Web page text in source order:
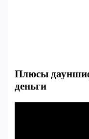
Плюсы
деньги